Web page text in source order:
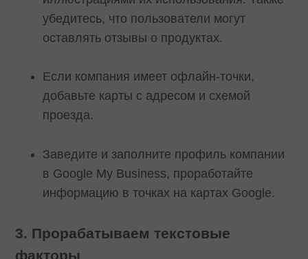
убедитесь, что пользователи могут
оставлять отзывы о продуктах.
Если компания имеет офлайн-точки,
добавьте карты с адресом и схемой
проезда.
Заведите и заполните профиль компании
в Google My Business, проработайте
информацию в точках на картах Google.
3. Прорабатываем текстовые
факторы